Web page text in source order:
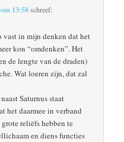
13:58schreef:
in mijn denken dat het
kon “omdenken”. Het
de lengte van de draden)
Wat loeren zijn, dat zal
Saturnus staat
het daarmee in verband
reliëfs hebben te
en diens functies